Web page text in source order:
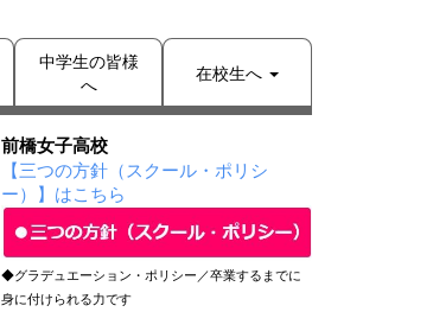
中学生の皆様
へ
在校生へ
前橋女子高校
【三つの方針（スクール・ポリシ
ー）】はこちら
◆グラデュエーション・ポリシー／卒業するまでに
身に付けられる力です